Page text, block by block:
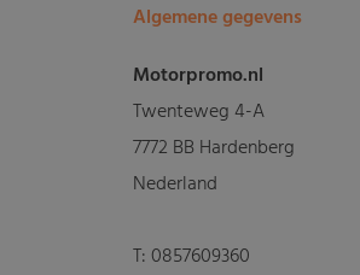
Algemene gegevens
Motorpromo.nl
Twenteweg 4-A
7772 BB Hardenberg
Nederland
T:0857609360